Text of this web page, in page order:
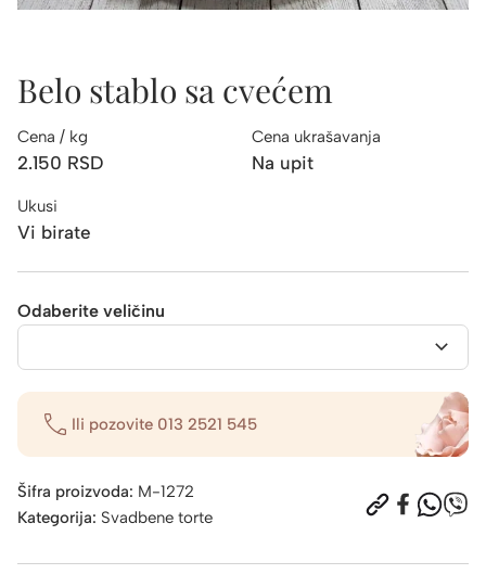
Belo stablo sa cvećem
Cena / kg
2.150 RSD
Cena ukrašavanja
Na upit
Ukusi
Vi birate
Odaberite veličinu
Ili pozovite 013 2521 545
Šifra proizvoda: M-1272
Kategorija: Svadbene torte